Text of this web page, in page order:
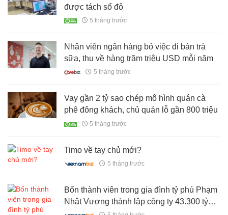
được tách sổ đỏ
5 tháng trước
Nhân viên ngân hàng bỏ việc đi bán trà
sữa, thu về hàng trăm triệu USD mỗi năm
5 tháng trước
Vay gần 2 tỷ sao chép mô hình quán cà
phê đông khách, chủ quán lỗ gần 800 triệu
5 tháng trước
Timo về tay chủ mới?
5 tháng trước
Bốn thành viên trong gia đình tỷ phú Phạm
Nhật Vượng thành lập công ty 43.300 tỷ
đồng